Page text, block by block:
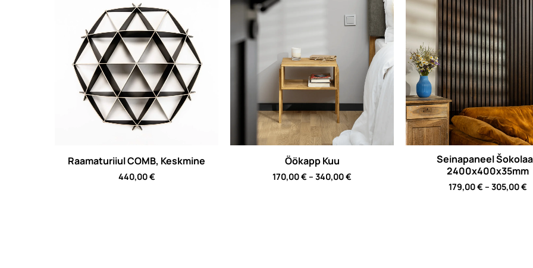
Raamaturiiul COMB, Keskmine
440,00€
Öökapp Kuu
170,00€ – 340,00€
Seinapaneel
2400x400x35mm
179,00€ – 305,00€